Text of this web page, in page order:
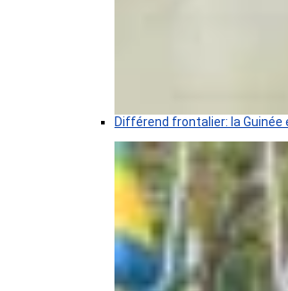
Différend frontalier: la